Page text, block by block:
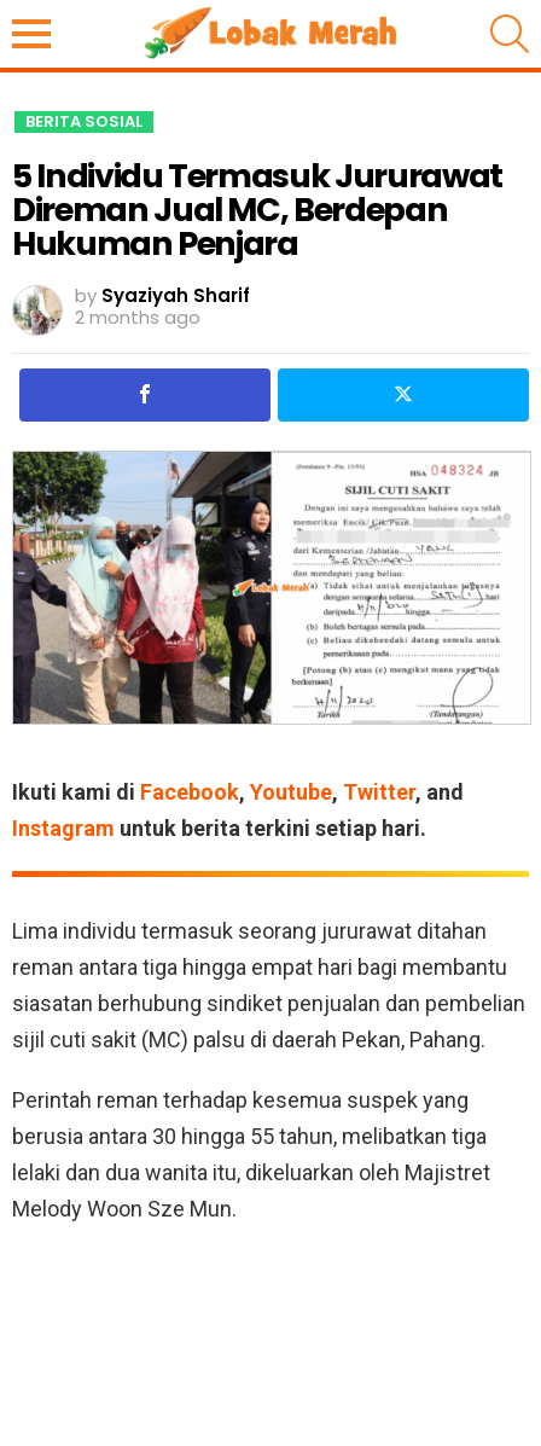
BERITA SOSIAL
5 Individu Termasuk Jururawat
Direman Jual MC, Berdepan
Hukuman Penjara
by Syaziyah Sharif
2 months ago
Ikuti kami di Facebook, Youtube, Twitter, and
Instagram untuk berita terkini setiap hari.
Lima individu termasuk seorang jururawat ditahan
reman antara tiga hingga empat hari bagi membantu
siasatan berhubung sindiket penjualan dan pembelian
sijil cuti sakit (MC) palsu di daerah Pekan, Pahang.
Perintah reman terhadap kesemua suspek yang
berusia antara 30 hingga 55 tahun, melibatkan tiga
lelaki dan dua wanita itu, dikeluarkan oleh Majistret
Melody Woon Sze Mun.